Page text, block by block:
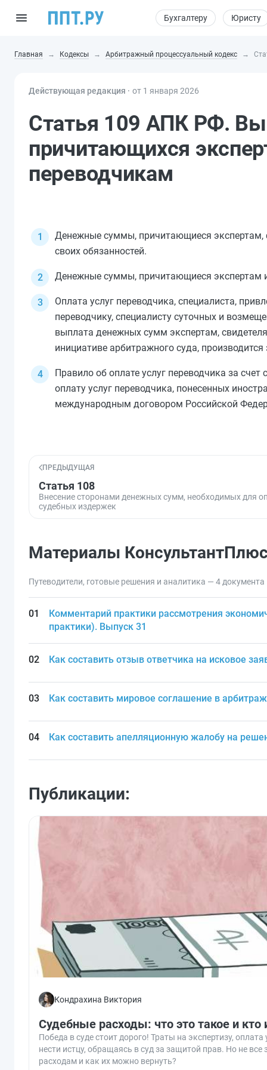
Бухгалтеру Юристу
Главная Кодексы Арбитражный процессуальный кодекс
Действующая редакция ⸱ от 1 января 2026
Статья 109 АПК РФ.
причитающихся
переводчикам
Денежные суммы, причитающиеся экспертам,
своих обязанностей.
Денежные суммы, причитающиеся экспертам
Оплата услуг переводчика, специалиста,
переводчику, специалисту суточных и
выплата денежных сумм экспертам,
инициативе арбитражного суда,
Правило об оплате услуг переводчика за
оплату услуг переводчика, понесенных
международным договором Российской
ПРЕДЫДУЩАЯ
Статья 108
Внесение сторонами денежных сумм, необходимых для
судебных издержек
Материалы КонсультантПлюс
Путеводители, готовые решения и аналитика — 4 документа
Комментарий практики рассмотрения
практики). Выпуск 31
Как составить отзыв ответчика на исковое
Как составить мировое соглашение в
Как составить апелляционную жалобу на
Публикации:
Кондрахина Виктория
Судебные расходы: что это такое и кто
Победа в суде стоит дорого! Траты на экспертизу,
нести истцу, обращаясь в суд за защитой прав. Но не
расходам и как их можно вернуть?